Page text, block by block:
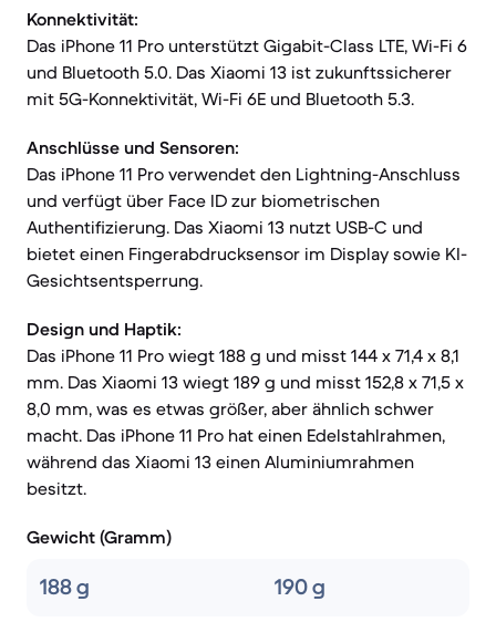
Konnektivität:
Das iPhone 11 Pro unterstützt Gigabit-Class LTE, Wi-Fi 6
und Bluetooth 5.0. Das Xiaomi 13 ist zukunftssicherer
mit 5G-Konnektivität, Wi-Fi 6E und Bluetooth 5.3.
Anschlüsse und Sensoren:
Das iPhone 11 Pro verwendet den Lightning-Anschluss
und verfügt über Face ID zur biometrischen
Authentifizierung. Das Xiaomi 13 nutzt USB-C und
bietet einen Fingerabdrucksensor im Display sowie KI-
Gesichtsentsperrung.
Design und Haptik:
Das iPhone 11 Pro wiegt 188 g und misst 144 x 71,4 x 8,1
mm. Das Xiaomi 13 wiegt 189 g und misst 152,8 x 71,5 x
8,0 mm, was es etwas größer, aber ähnlich schwer
macht. Das iPhone 11 Pro hat einen Edelstahlrahmen,
während das Xiaomi 13 einen Aluminiumrahmen
besitzt.
Gewicht (Gramm)
188 g 190 g